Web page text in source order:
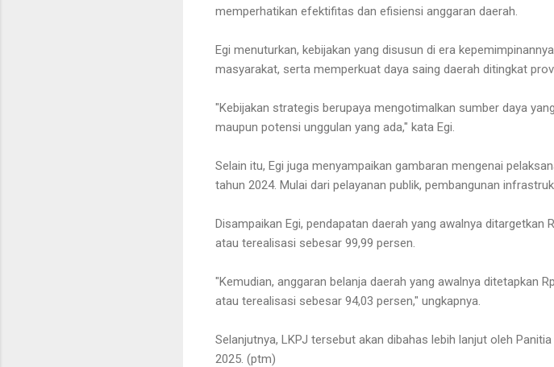
memperhatikan efektifitas dan efisiensi anggaran daerah.
Egi menuturkan, kebijakan yang disusun di era
masyarakat, serta memperkuat daya saing daerah ditingkat
"Kebijakan strategis berupaya mengotimalkan sumber daya
maupun potensi unggulan yang ada," kata Egi.
Selain itu, Egi juga menyampaikan gambaran mengenai
tahun 2024. Mulai dari pelayanan publik, pembangunan
Disampaikan Egi, pendapatan daerah yang awalnya ditargetkan
atau terealisasi sebesar 99,99 persen.
"Kemudian, anggaran belanja daerah yang awalnya ditetapkan
atau terealisasi sebesar 94,03 persen," ungkapnya.
Selanjutnya, LKPJ tersebut akan dibahas lebih lanjut oleh
2025. (ptm)